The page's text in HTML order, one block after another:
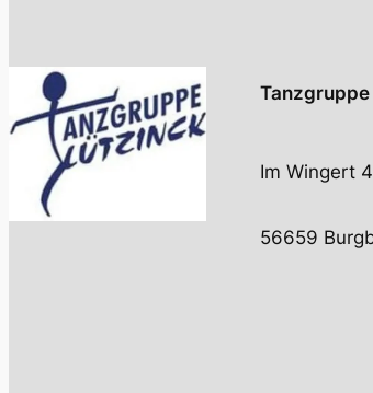
Tanzgruppe
Im Wingert
56659